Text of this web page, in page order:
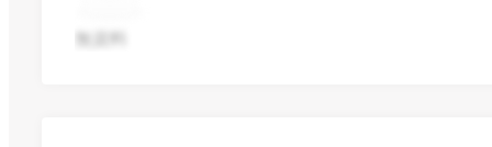
無資料